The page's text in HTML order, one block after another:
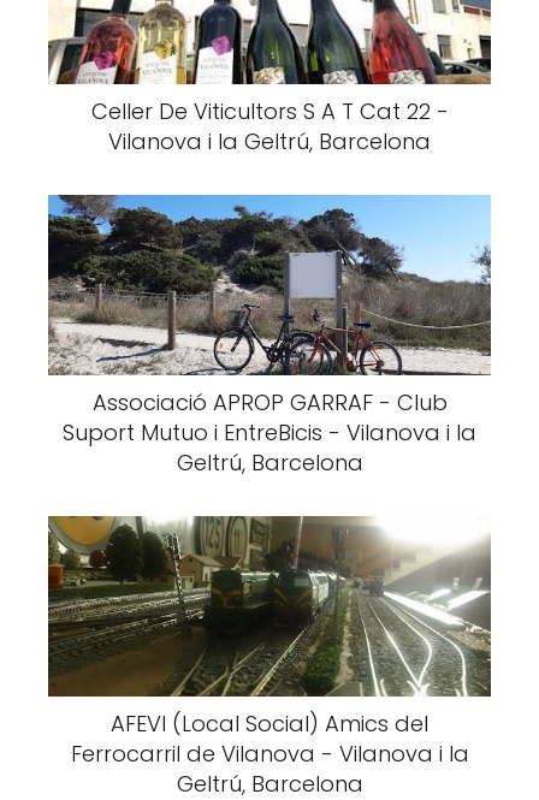
Celler De Viticultors S A T Cat 22 -
Vilanova i la Geltrú, Barcelona
Associació APROP GARRAF - Club
Suport Mutuo i EntreBicis - Vilanova i la
Geltrú, Barcelona
AFEVI (Local Social) Amics del
Ferrocarril de Vilanova - Vilanova i la
Geltrú, Barcelona